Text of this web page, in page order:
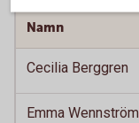
Namn
Cecilia Berggren
Emma Wennström